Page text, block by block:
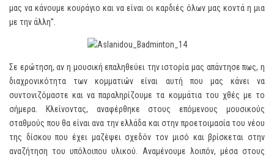
μας να κάνουμε κουράγιο και να είναι οι καρδιές όλων μας κοντά η μια
με την άλλη”.
Σε ερώτηση, αν η μουσική επαληθεύει την ιστορία μας απάντησε πως, η
διαχρονικότητα των κομματιών είναι αυτή που μας κάνει να
συντονιζόμαστε και να παραληρίζουμε τα κομμάτια του χθές με το
σήμερα. Κλείνοντας, αναφέρθηκε στους επόμενους μουσικούς
σταθμούς που θα είναι ανα την ελλάδα και στην προετοιμασία του νέου
της δίσκου που έχει μαζέψει σχεδόν τον μισό και βρίσκεται στην
αναζήτηση του υπόλοιπου υλικού. Αναμένουμε λοιπόν, μέσα στους